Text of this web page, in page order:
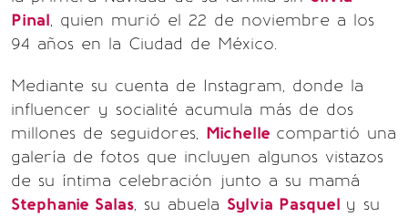
Pinal, quien murió el 22 de noviembre a los
94 años en la Ciudad de México.
Mediante su cuenta de Instagram, donde la
influencer y socialité acumula más de dos
millones de seguidores, Michelle compartió una
galería de fotos que incluyen algunos vistazos
de su íntima celebración junto a su mamá
Stephanie Salas, su abuela Sylvia Pasquel y su